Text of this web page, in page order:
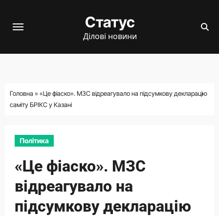
Статус
Ділові новини
Головна » «Це фіаско». МЗС відреагувало на підсумкову декларацію
саміту БРІКС у Казані
Політика
«Це фіаско». МЗС
відреагувало на
підсумкову декларацію